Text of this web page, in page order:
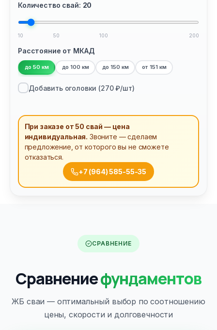
Количество свай: 20
10 50 100 200
Расстояние от МКАД
до 50 км до 100 км до 150 км от 151 км
Добавить оголовки (270₽/шт)
При заказе от 50 свай — цена
индивидуальная. Звоните — сделаем
предложение, от которого вы не сможете
отказаться.
+7 (964) 585-55-35
СРАВНЕНИЕ
Сравнениефундаментов
ЖБ сваи — оптимальный выбор по соотношению
цены, скорости и долговечности